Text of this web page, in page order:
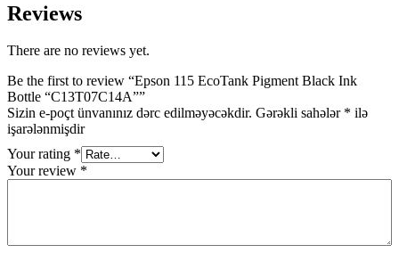
Reviews
There are no reviews yet.
Be the first to review “Epson 115 EcoTank Pigment Black Ink
Bottle “C13T07C14A””
Sizin e-poçt ünvanınız dərc edilməyəcəkdir. Gərəkli sahələr * ilə
işarələnmişdir
Your rating *
Your review *